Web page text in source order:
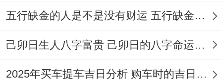
【忌】开业、开仓、安门、安葬
【冲】鸡日冲（兔）|岁破方位:正东
【九星吉凶】六白武曲星主事
五行缺金的人是不是没有财运 五行缺金的人命运好不好
己卯日生人八字富贵 己卯日的八字命运如何
2025年买车提车吉日分析 购车时的吉日与禁忌